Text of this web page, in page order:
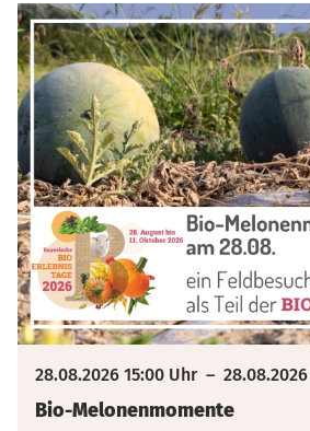
28.08.2026 15:00 Uhr–
Bio-Melonenmomente